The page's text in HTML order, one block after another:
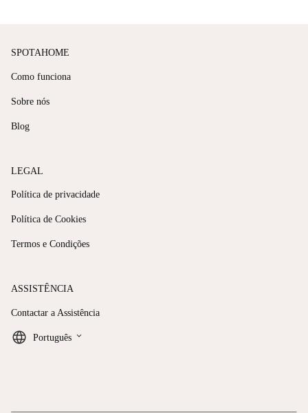
SPOTAHOME
Como funciona
Sobre nós
Blog
LEGAL
Política de privacidade
Política de Cookies
Termos e Condições
ASSISTÊNCIA
Contactar a Assistência
Português keyboard_arrow_down